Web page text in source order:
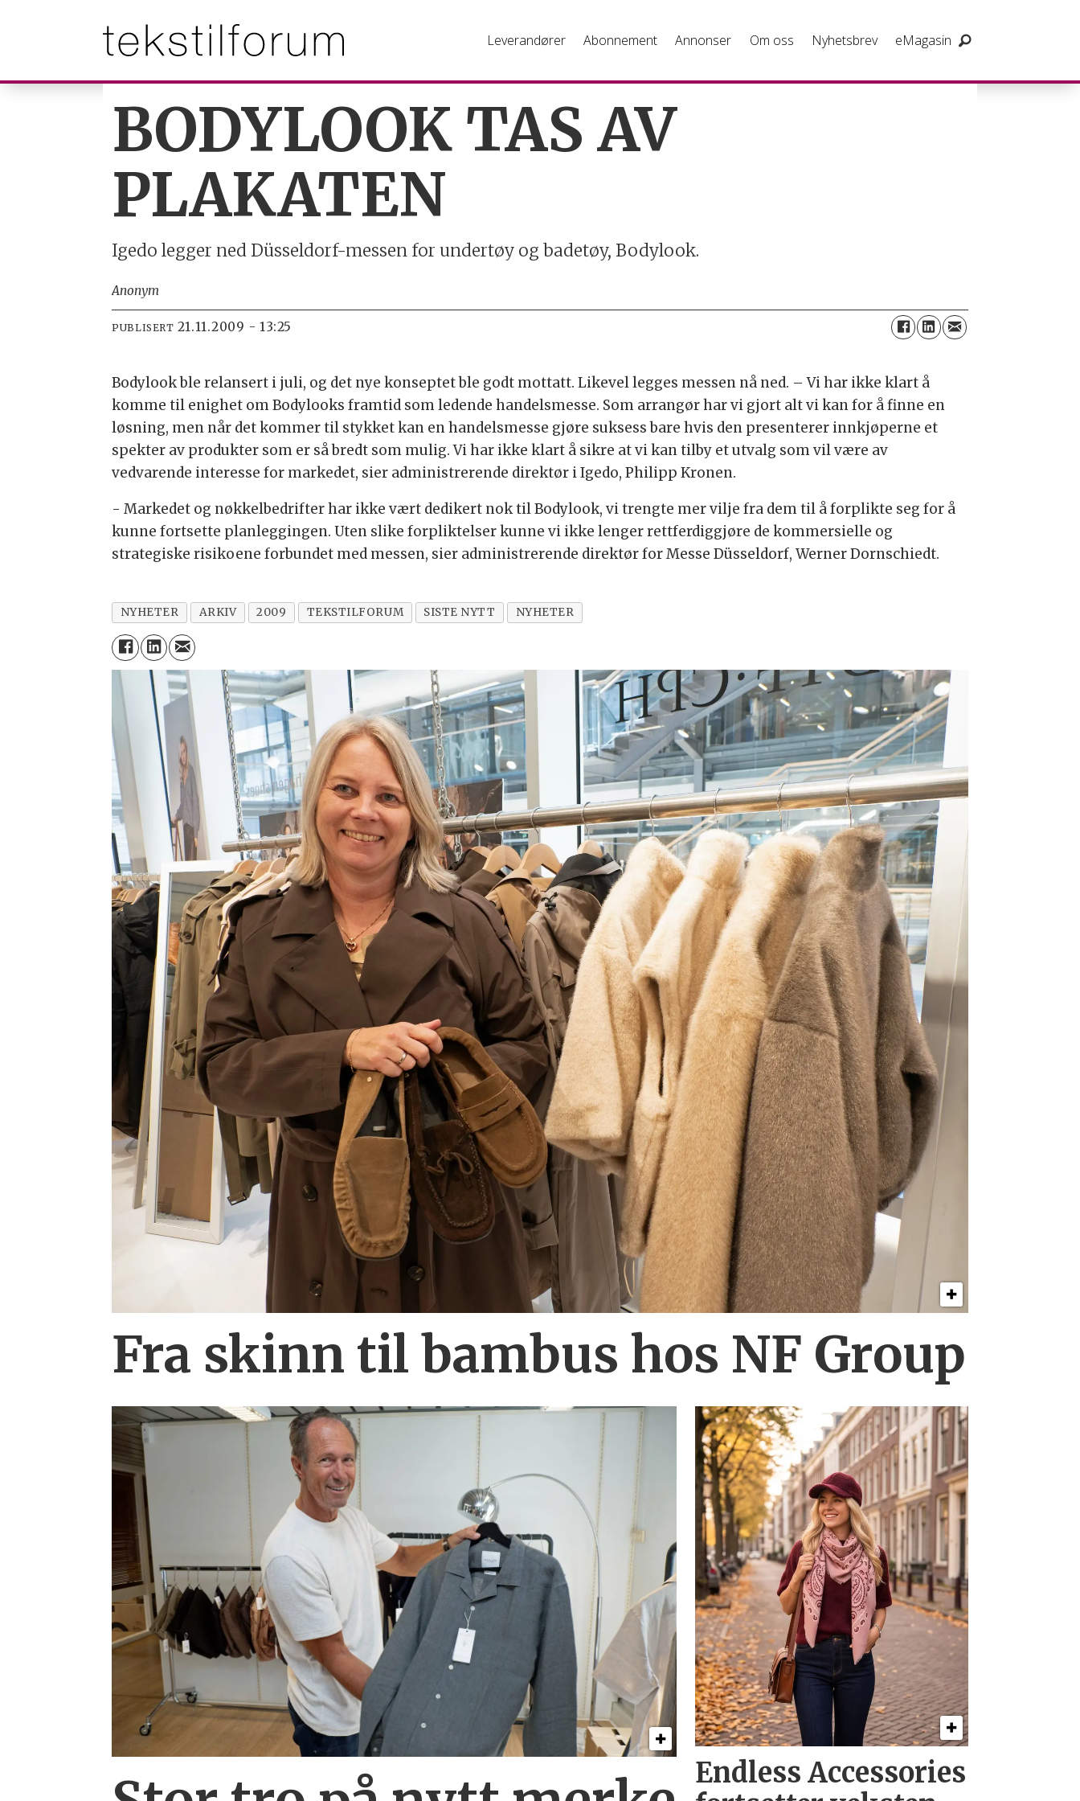
Leverandører Abonnement Annonser Om oss Nyhetsbrev eMagasin
BODYLOOK TAS AV
PLAKATEN
Igedo legger ned Düsseldorf-messen for undertøy og badetøy, Bodylook.
Anonym
PUBLISERT 21.11.2009 - 13:25
Bodylook ble relansert i juli, og det nye konseptet ble godt mottatt. Likevel legges messen nå ned. – Vi har ikke klart å
komme til enighet om Bodylooks framtid som ledende handelsmesse. Som arrangør har vi gjort alt vi kan for å finne en
løsning, men når det kommer til stykket kan en handelsmesse gjøre suksess bare hvis den presenterer innkjøperne et
spekter av produkter som er så bredt som mulig. Vi har ikke klart å sikre at vi kan tilby et utvalg som vil være av
vedvarende interesse for markedet, sier administrerende direktør i Igedo, Philipp Kronen.
- Markedet og nøkkelbedrifter har ikke vært dedikert nok til Bodylook, vi trengte mer vilje fra dem til å forplikte seg for å
kunne fortsette planleggingen. Uten slike forpliktelser kunne vi ikke lenger rettferdiggjøre de kommersielle og
strategiske risikoene forbundet med messen, sier administrerende direktør for Messe Düsseldorf, Werner Dornschiedt.
NYHETER ARKIV 2009 TEKSTILFORUM SISTE NYTT NYHETER
Fra skinn til bambus hos NF Group
Endless Accessories